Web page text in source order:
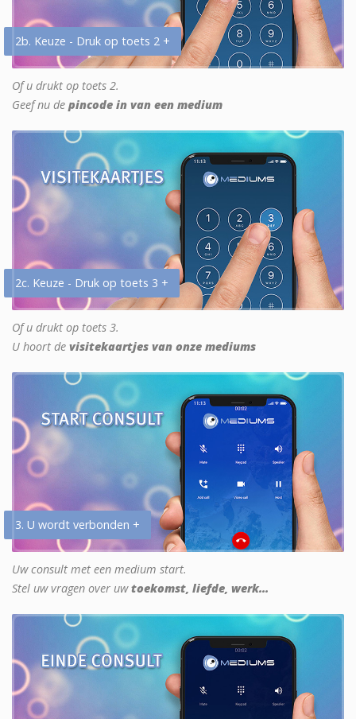
2b. Keuze - Druk op toets 2 +
Of u drukt op toets 2.
Geef nu de pincode in van een medium
2c. Keuze - Druk op toets 3 +
Of u drukt op toets 3.
U hoort de visitekaartjes van onze mediums
3. U wordt verbonden +
Uw consult met een medium start.
Stel uw vragen over uwtoekomst, liefde, werk...